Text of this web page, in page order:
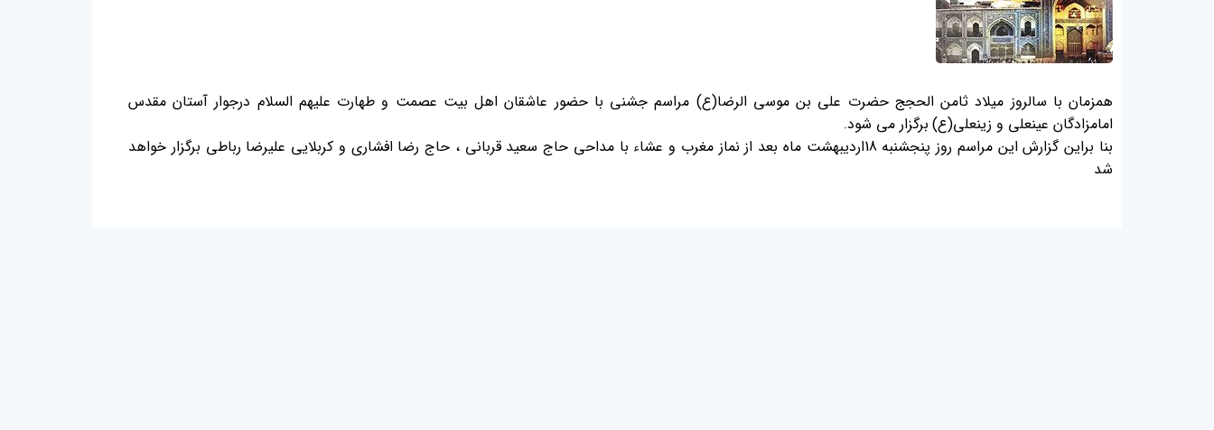
همزمان با سالروز میلاد ثامن الحجج حضرت علی بن موسی الرضا(ع) مراسم جشنی با حضور عاشقان اهل بیت عصمت و طهارت علیهم السلام درجوار آستان مقدس
امامزادگان عینعلی و زینعلی(ع) برگزار می شود.
بنا براین گزارش این مراسم روز پنجشنبه 18اردیبهشت ماه بعد از نماز مغرب و عشاء با مداحی حاج سعید قربانی ، حاج رضا افشاری و کربلایی علیرضا رباطی برگزار خواهد
شد